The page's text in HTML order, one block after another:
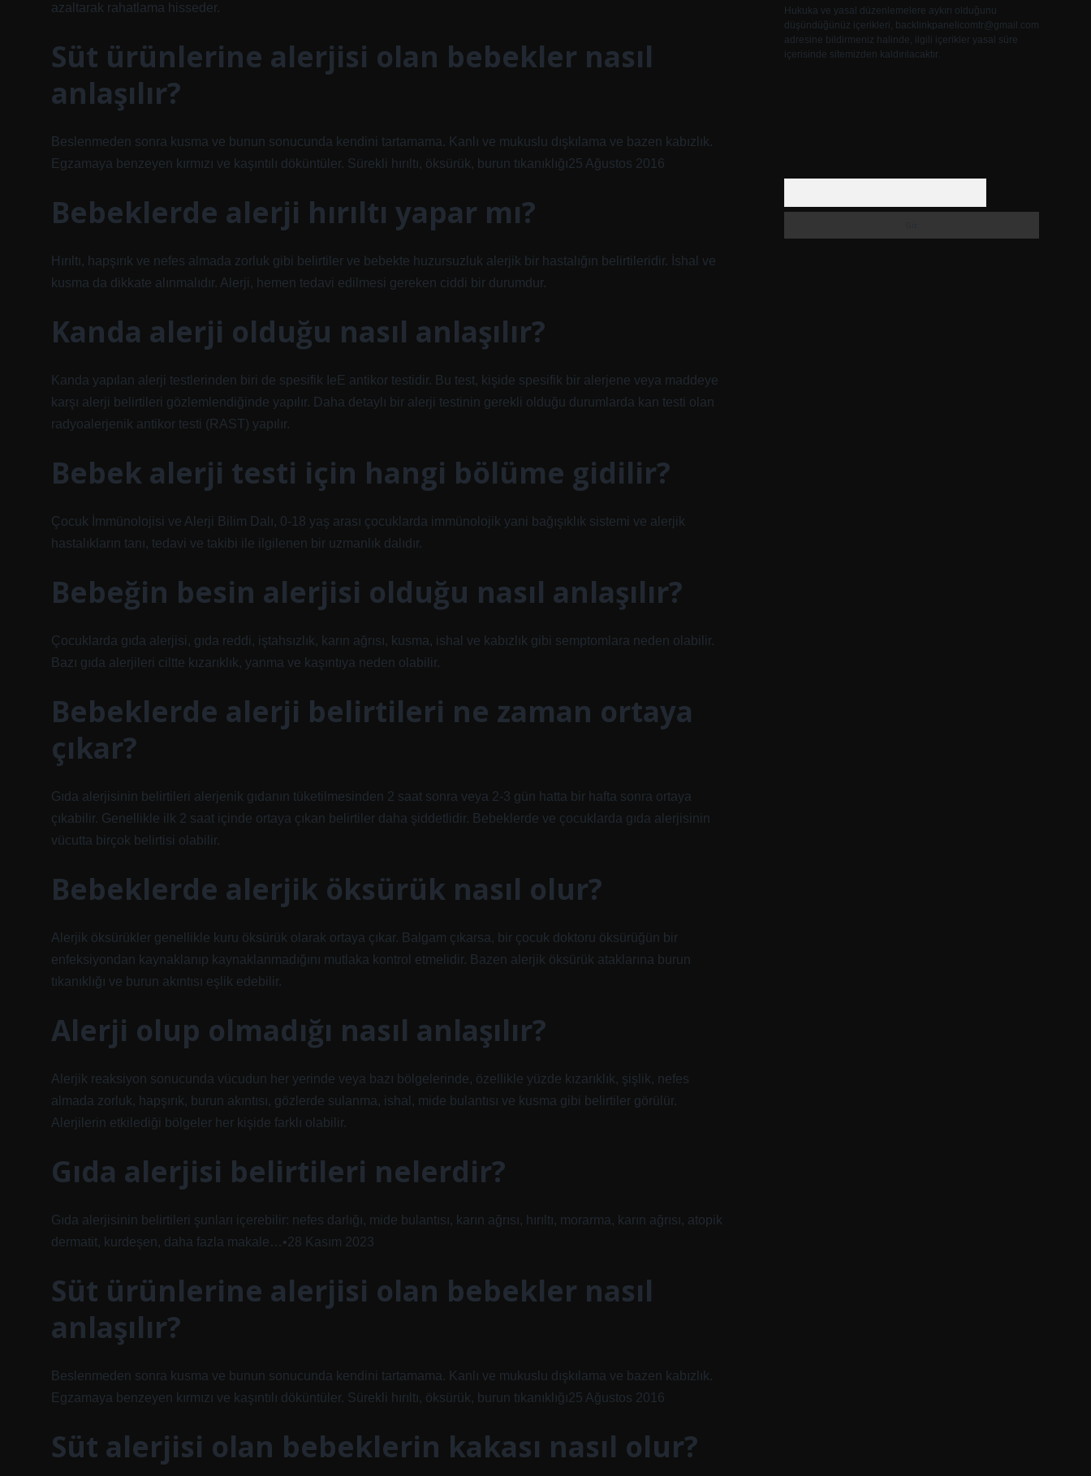
azaltarak rahatlama hisseder.
Süt ürünlerine alerjisi olan bebekler nasıl
anlaşılır?
Beslenmeden sonra kusma ve bunun sonucunda kendini tartamama. Kanlı ve mukuslu dışkılama ve bazen kabızlık.
Egzamaya benzeyen kırmızı ve kaşıntılı döküntüler. Sürekli hırıltı, öksürük, burun tıkanıklığı25 Ağustos 2016
Bebeklerde alerji hırıltı yapar mı?
Hırıltı, hapşırık ve nefes almada zorluk gibi belirtiler ve bebekte huzursuzluk alerjik bir hastalığın belirtileridir. İshal ve
kusma da dikkate alınmalıdır. Alerji, hemen tedavi edilmesi gereken ciddi bir durumdur.
Kanda alerji olduğu nasıl anlaşılır?
Kanda yapılan alerji testlerinden biri de spesifik IeE antikor testidir. Bu test, kişide spesifik bir alerjene veya maddeye
karşı alerji belirtileri gözlemlendiğinde yapılır. Daha detaylı bir alerji testinin gerekli olduğu durumlarda kan testi olan
radyoalerjenik antikor testi (RAST) yapılır.
Bebek alerji testi için hangi bölüme gidilir?
Çocuk İmmünolojisi ve Alerji Bilim Dalı, 0-18 yaş arası çocuklarda immünolojik yani bağışıklık sistemi ve alerjik
hastalıkların tanı, tedavi ve takibi ile ilgilenen bir uzmanlık dalıdır.
Bebeğin besin alerjisi olduğu nasıl anlaşılır?
Çocuklarda gıda alerjisi, gıda reddi, iştahsızlık, karın ağrısı, kusma, ishal ve kabızlık gibi semptomlara neden olabilir.
Bazı gıda alerjileri ciltte kızarıklık, yanma ve kaşıntıya neden olabilir.
Bebeklerde alerji belirtileri ne zaman ortaya
çıkar?
Gıda alerjisinin belirtileri alerjenik gıdanın tüketilmesinden 2 saat sonra veya 2-3 gün hatta bir hafta sonra ortaya
çıkabilir. Genellikle ilk 2 saat içinde ortaya çıkan belirtiler daha şiddetlidir. Bebeklerde ve çocuklarda gıda alerjisinin
vücutta birçok belirtisi olabilir.
Bebeklerde alerjik öksürük nasıl olur?
Alerjik öksürükler genellikle kuru öksürük olarak ortaya çıkar. Balgam çıkarsa, bir çocuk doktoru öksürüğün bir
enfeksiyondan kaynaklanıp kaynaklanmadığını mutlaka kontrol etmelidir. Bazen alerjik öksürük ataklarına burun
tıkanıklığı ve burun akıntısı eşlik edebilir.
Alerji olup olmadığı nasıl anlaşılır?
Alerjik reaksiyon sonucunda vücudun her yerinde veya bazı bölgelerinde, özellikle yüzde kızarıklık, şişlik, nefes
almada zorluk, hapşırık, burun akıntısı, gözlerde sulanma, ishal, mide bulantısı ve kusma gibi belirtiler görülür.
Alerjilerin etkilediği bölgeler her kişide farklı olabilir.
Gıda alerjisi belirtileri nelerdir?
Gıda alerjisinin belirtileri şunları içerebilir: nefes darlığı, mide bulantısı, karın ağrısı, hırıltı, morarma, karın ağrısı, atopik
dermatit, kurdeşen, daha fazla makale…•28 Kasım 2023
Süt ürünlerine alerjisi olan bebekler nasıl
anlaşılır?
Beslenmeden sonra kusma ve bunun sonucunda kendini tartamama. Kanlı ve mukuslu dışkılama ve bazen kabızlık.
Egzamaya benzeyen kırmızı ve kaşıntılı döküntüler. Sürekli hırıltı, öksürük, burun tıkanıklığı25 Ağustos 2016
Süt alerjisi olan bebeklerin kakası nasıl olur?
Hukuka ve yasal düzenlemelere aykırı olduğunu
düşündüğünüz içerikleri, backlinkpanelicomtr@gmail.com
adresine bildirmeniz halinde, ilgili içerikler yasal süre
içerisinde sitemizden kaldırılacaktır.